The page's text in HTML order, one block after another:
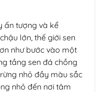
ấn tượng và kể
lớn, thế giới sen
như bước vào một
tầng sen đá chồng
nhỏ đầy màu sắc
nhỏ đến nơi tâm